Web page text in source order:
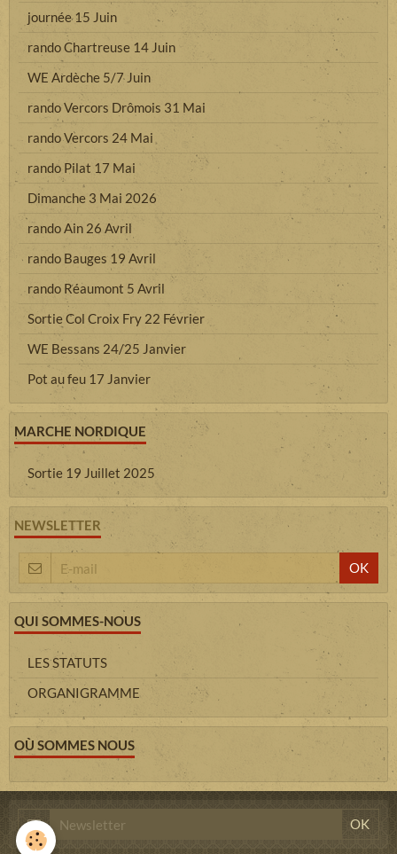
journée 15 Juin
rando Chartreuse 14 Juin
WE Ardèche 5/7 Juin
rando Vercors Drômois 31 Mai
rando Vercors 24 Mai
rando Pilat 17 Mai
Dimanche 3 Mai 2026
rando Ain 26 Avril
rando Bauges 19 Avril
rando Réaumont 5 Avril
Sortie Col Croix Fry 22 Février
WE Bessans 24/25 Janvier
Pot au feu 17 Janvier
MARCHE NORDIQUE
Sortie 19 Juillet 2025
NEWSLETTER
OK
QUI SOMMES-NOUS
LES STATUTS
ORGANIGRAMME
OÙ SOMMES NOUS